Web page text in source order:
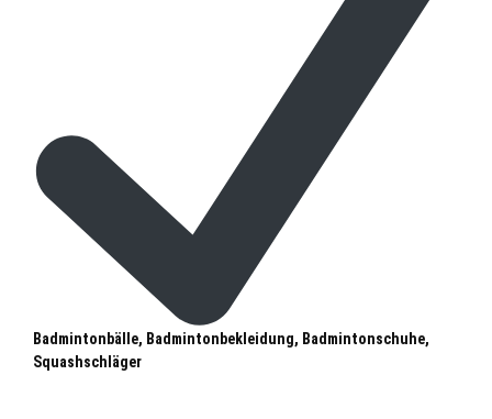
Badmintonbälle, Badmintonbekleidung, Badmintonschuhe,
Squashschläger